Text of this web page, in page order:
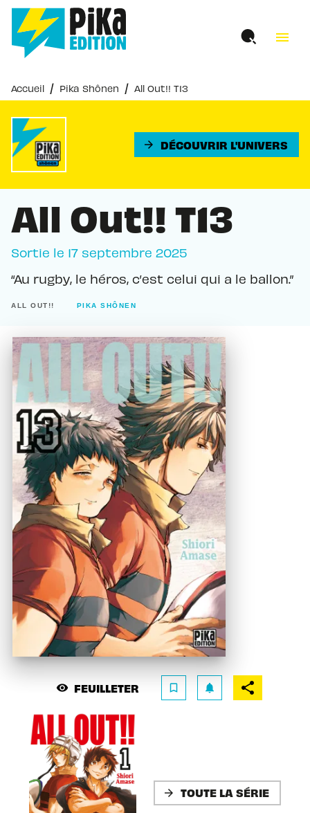
MENU RECHERCHE
PIED DE PAGE
menu
Accueil / Pika Shônen / All Out!! T13
arrow_forward DÉCOUVRIR L'UNIVERS
All Out!! T13
Sortie le 17 septembre 2025
“Au rugby, le héros, c’est celui qui a le ballon.”
ALL OUT!! PIKA SHÔNEN
visibility FEUILLETER bookmark_border notifications
arrow_forward TOUTE LA SÉRIE